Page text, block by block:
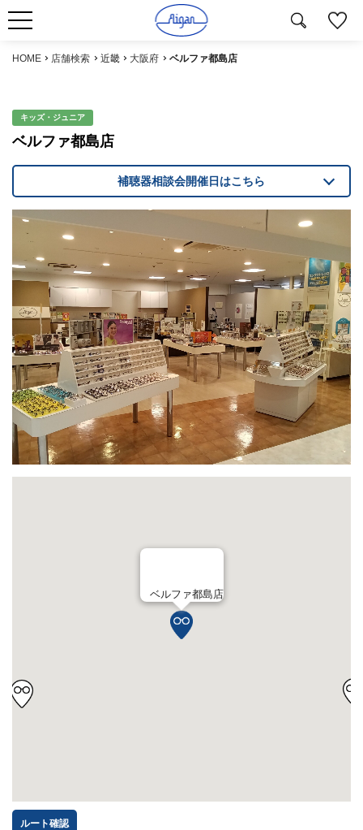
HOME 店舗検索 近畿 大阪府 ベルファ都島店
キッズ・ジュニア
ベルファ都島店
補聴器相談会開催日はこちら
ベルファ都島店
ルート確認